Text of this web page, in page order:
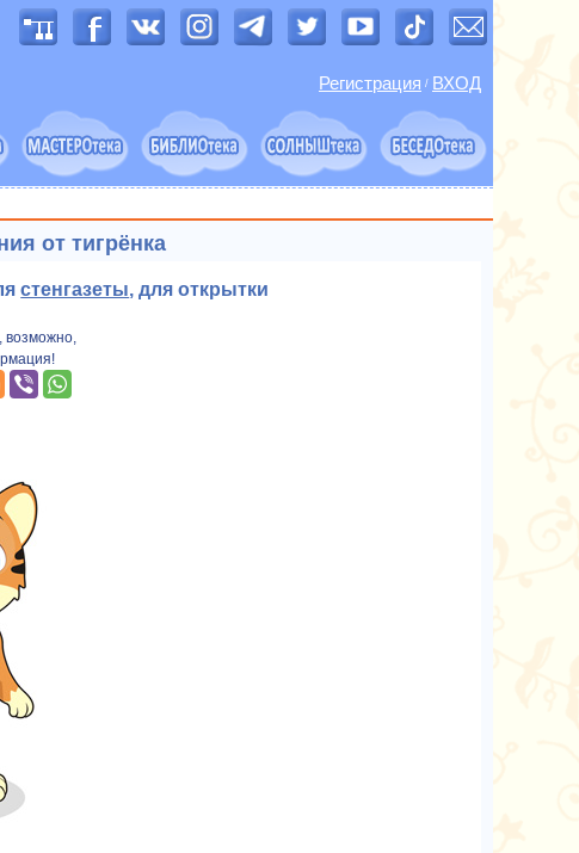
Регистрация / ВХОД
от тигрёнка
стенгазеты, для открытки
возможно,